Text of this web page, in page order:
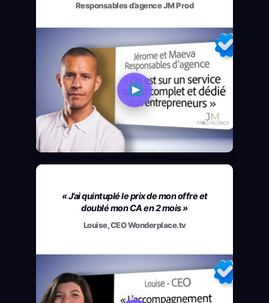
Responsables d’agence JM Prod
« J’ai quintuplé le prix de mon offre et
doublé mon CA en 2 mois »
Louise, CEO Wonderplace.tv